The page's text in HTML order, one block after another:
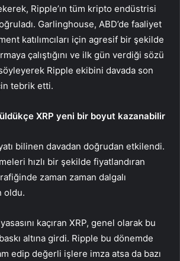
Ripple’ın tüm kripto endüstrisi
Garlinghouse, ABD’de faaliyet
katılımcıları için agresif bir şekilde
çalıştığını ve ilk gün verdiği sözü
Ripple ekibini davada son
tebrik etti.
XRP yeni bir boyut kazanabilir
bilinen davadan doğrudan etkilendi.
hızlı bir şekilde fiyatlandıran
zaman zaman dalgalı
oldu.
kaçıran XRP, genel olarak bu
altına girdi. Ripple bu dönemde
edip değerli işlere imza atsa da bazı